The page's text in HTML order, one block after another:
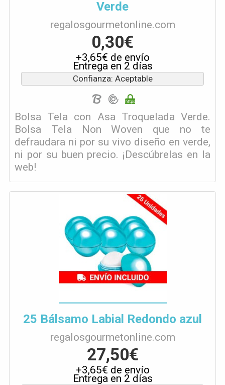
Verde
regalosgourmetonline.com
0,30€
+3,65€ de envío
Entrega en 2 días
Confianza: Aceptable
Bolsa Tela con Asa Troquelada Verde.
Bolsa Tela Non Woven que no te
defraudara ni por su vivo diseño en verde,
ni por su buen precio. ¡Descúbrelas en la
web!
25 Bálsamo Labial Redondo azul
regalosgourmetonline.com
27,50€
+3,65€ de envío
Entrega en 2 días